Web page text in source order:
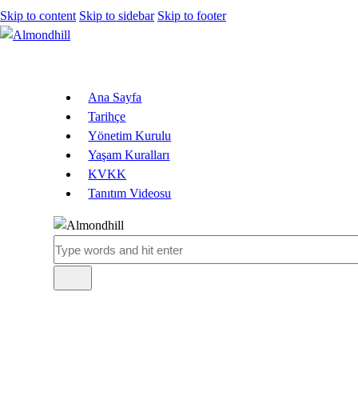
Skip to content Skip to sidebar Skip to footer
Ana Sayfa
Tarihçe
Yönetim Kurulu
Yaşam Kuralları
KVKK
Tanıtım Videosu